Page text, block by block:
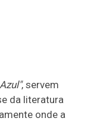
, servem
da literatura
onde a